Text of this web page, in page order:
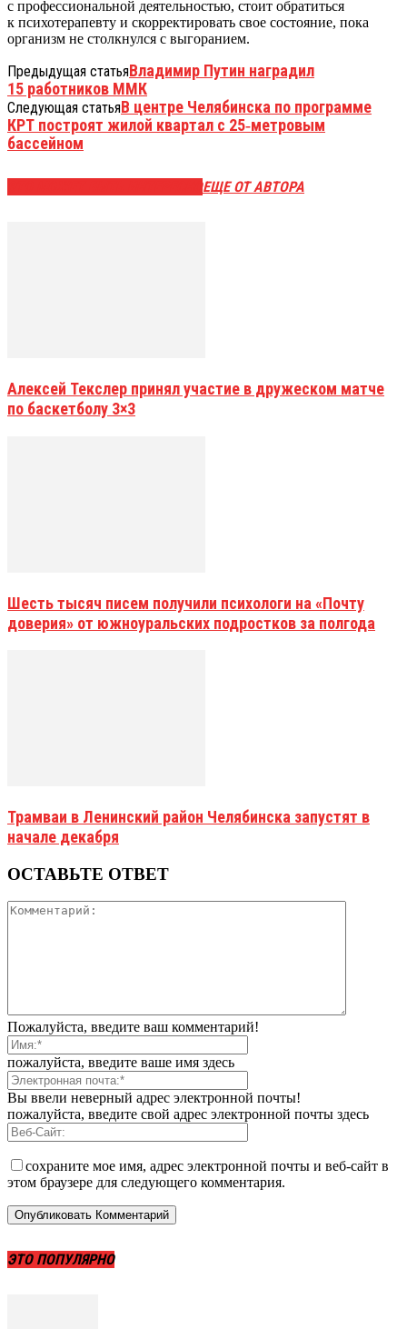
с профессиональной деятельностью, стоит обратиться
к психотерапевту и скорректировать свое состояние, пока
организм не столкнулся с выгоранием.
Предыдущая статьяВладимир Путин наградил
15 работников ММК
Следующая статьяВ центре Челябинска по программе
КРТ построят жилой квартал с 25‑метровым
бассейном
ЕЩЕ ОТ АВТОРА
Алексей Текслер принял участие в дружеском матче
по баскетболу 3×3
Шесть тысяч писем получили психологи на «Почту
доверия» от южноуральских подростков за полгода
Трамваи в Ленинский район Челябинска запустят в
начале декабря
ОСТАВЬТЕ ОТВЕТ
Пожалуйста, введите ваш комментарий!
пожалуйста, введите ваше имя здесь
Вы ввели неверный адрес электронной почты!
пожалуйста, введите свой адрес электронной почты здесь
сохраните мое имя, адрес электронной почты и веб-сайт в
этом браузере для следующего комментария.
ЭТО ПОПУЛЯРНО